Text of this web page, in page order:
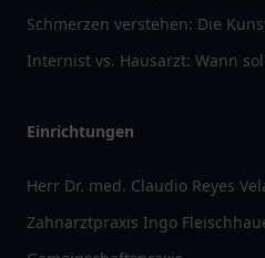
Schmerzen verstehen: Die
Internist vs. Hausarzt: Wann
Einrichtungen
Herr Dr. med. Claudio Reyes
Zahnarztpraxis Ingo